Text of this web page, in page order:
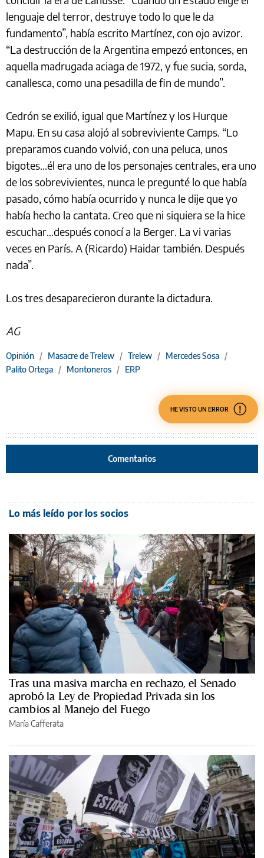
lenguaje del terror, destruye todo lo que le da
fundamento”, había escrito Martínez, con ojo avizor.
“La destrucción de la Argentina empezó entonces, en
aquella madrugada aciaga de 1972, y fue sucia, sorda,
canallesca, como una pesadilla de fin de mundo”.
Cedrón se exilió, igual que Martínez y los Hurque
Mapu. En su casa alojó al sobreviviente Camps. “Lo
preparamos cuando volvió, con una peluca, unos
bigotes…él era uno de los personajes centrales, era uno
de los sobrevivientes, nunca le pregunté lo que había
pasado, cómo había ocurrido y nunca le dije que yo
había hecho la cantata. Creo que ni siquiera se la hice
escuchar…después conocí a la Berger. La vi varias
veces en París. A (Ricardo) Haidar también. Después
nada”.
Los tres desaparecieron durante la dictadura.
AG
Opinión / Masacre de Trelew / Trelew / Mercedes Sosa /
Palito Ortega / Montoneros / ERP
HE VISTO UN ERROR
Comentarios
Lo más leído por los socios
Tras una masiva marcha en rechazo, el Senado
aprobó la Ley de Propiedad Privada sin los
cambios al Manejo del Fuego
María Cafferata